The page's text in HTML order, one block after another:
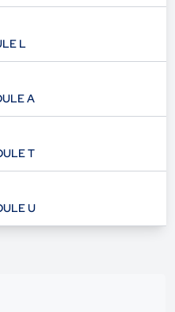
L
A
T
U